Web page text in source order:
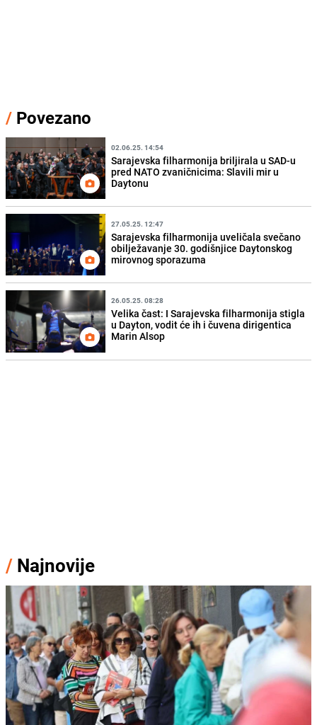
/ Povezano
02.06.25. 14:54
Sarajevska filharmonija briljirala u SAD-u
pred NATO zvaničnicima: Slavili mir u
Daytonu
27.05.25. 12:47
Sarajevska filharmonija uveličala svečano
obilježavanje 30. godišnjice Daytonskog
mirovnog sporazuma
26.05.25. 08:28
Velika čast: I Sarajevska filharmonija stigla
u Dayton, vodit će ih i čuvena dirigentica
Marin Alsop
/ Najnovije